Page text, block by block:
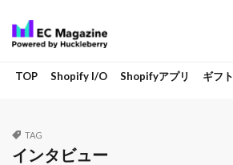
TOP Shopify I/O Shopifyアプリ ギフト
TAG
インタビュー